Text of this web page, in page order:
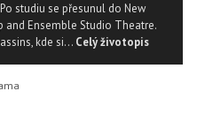
studiu se přesunul do New
and Ensemble Studio Theatre.
kde si... Celý životopis